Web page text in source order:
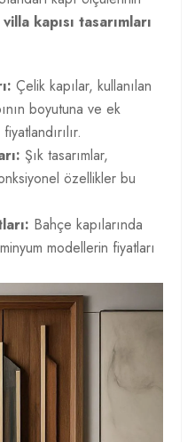
kapısı tasarımları
Çelik kapılar, kullanılan
boyutuna ve ek
Şık tasarımlar,
özellikler bu
Bahçe kapılarında
modellerin fiyatları